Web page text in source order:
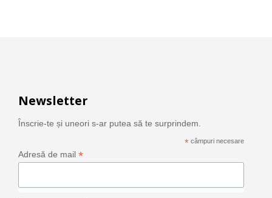
Newsletter
Înscrie-te și uneori s-ar putea să te surprindem.
* câmpuri necesare
Adresă de mail *